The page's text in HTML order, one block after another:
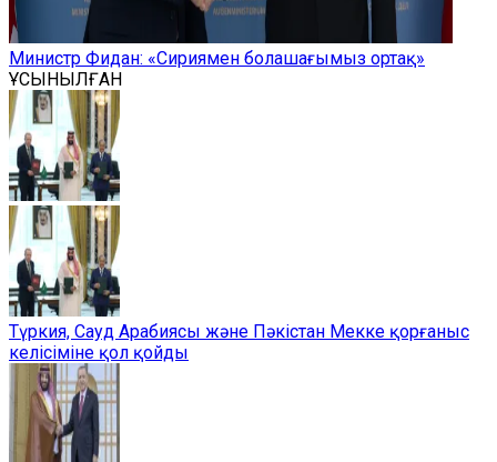
Министр Фидан: «Сириямен болашағымыз ортақ»
ҰСЫНЫЛҒАН
Түркия, Сауд Арабиясы және Пәкістан Мекке қорғаныс
келісіміне қол қойды